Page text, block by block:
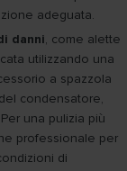
adeguata.
danni, come alette
utilizzando una
a spazzola
condensatore,
una pulizia più
professionale per
di